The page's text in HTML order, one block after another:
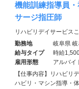
機能訓練指導員
サージ指圧師
リハビリデイサービス
勤務地
岐阜県
給与タイプ
時給
雇用形態
アルバイ
【仕事内容】リハビリ
ハビリ・マシン指導・